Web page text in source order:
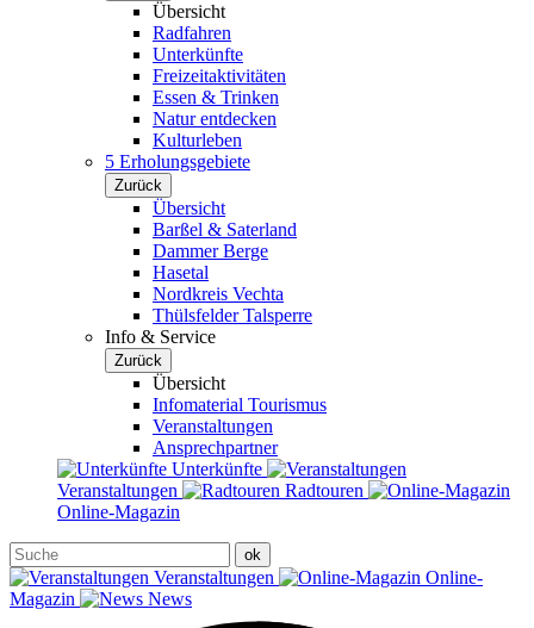
Übersicht
Radfahren
Unterkünfte
Freizeitaktivitäten
Essen & Trinken
Natur entdecken
Kulturleben
5 Erholungsgebiete
Zurück
Übersicht
Barßel & Saterland
Dammer Berge
Hasetal
Nordkreis Vechta
Thülsfelder Talsperre
Info & Service
Zurück
Übersicht
Infomaterial Tourismus
Veranstaltungen
Ansprechpartner
Unterkünfte
Veranstaltungen
Radtouren
Online-Magazin
Veranstaltungen
Online-
Magazin
News